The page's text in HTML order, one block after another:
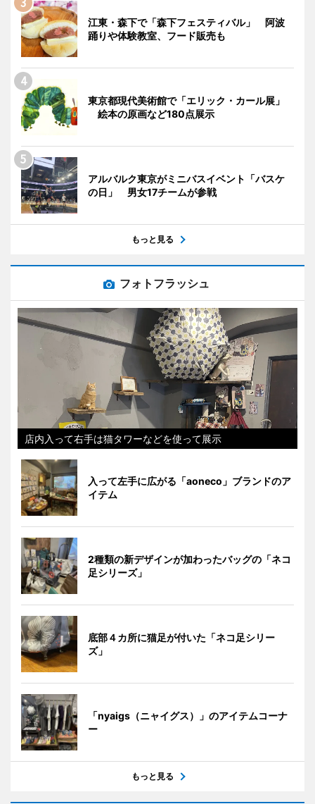
江東・森下で「森下フェスティバル」 阿波
踊りや体験教室、フード販売も
東京都現代美術館で「エリック・カール展」
絵本の原画など180点展示
アルバルク東京がミニバスイベント「バスケ
の日」 男女17チームが参戦
もっと見る
フォトフラッシュ
店内入って右手は猫タワーなどを使って展示
入って左手に広がる「aoneco」ブランドのア
イテム
2種類の新デザインが加わったバッグの「ネコ
足シリーズ」
底部４カ所に猫足が付いた「ネコ足シリー
ズ」
「nyaigs（ニャイグス）」のアイテムコーナ
ー
もっと見る